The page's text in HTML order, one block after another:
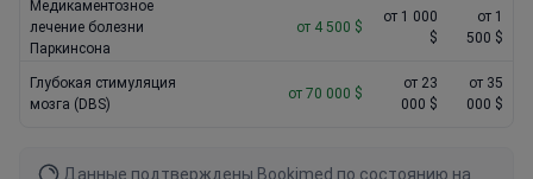
Медикаментозное
лечение болезни
Паркинсона
от 4 500 $
от 1 000
$
от 1
500 $
Глубокая стимуляция
мозга (DBS)
от 70 000 $
от 23
000 $
от 35
000 $
Данные подтверждены Bookimed по состоянию на